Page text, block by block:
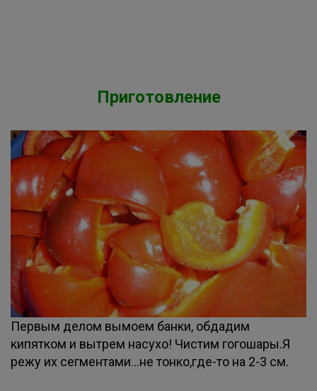
Приготовление
Первым делом вымоем банки, обдадим
кипятком и вытрем насухо! Чистим гогошары.Я
режу их сегментами...не тонко,где-то на 2-3 см.